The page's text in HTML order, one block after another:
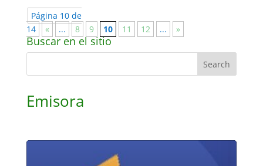
Página 10 de
14
« ... 8 9 10 11 12 ... »
Buscar en el sitio
Emisora
Audio